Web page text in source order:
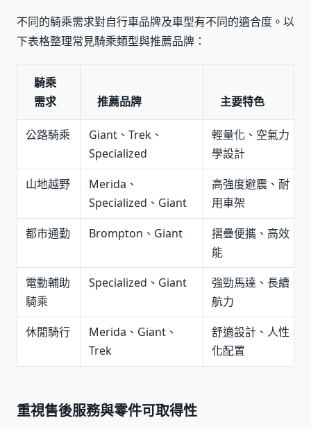
不同的騎乘需求對自行車品牌及車型有不同的適合度。以
下表格整理常見騎乘類型與推薦品牌：
騎乘
需求
推薦品牌 主要特色
公路騎乘
Giant、Trek、
Specialized
輕量化、空氣力
學設計
山地越野
Merida、
Specialized、Giant
高強度避震、耐
用車架
都市通勤
Brompton、Giant
摺疊便攜、高效
能
電動輔助
騎乘
Specialized、Giant
強勁馬達、長續
航力
休閒騎行
Merida、Giant、
Trek
舒適設計、人性
化配置
重視售後服務與零件可取得性